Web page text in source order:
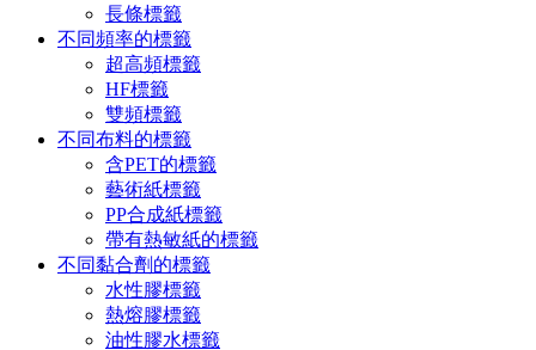
長條標籤
不同頻率的標籤
超高頻標籤
HF標籤
雙頻標籤
不同布料的標籤
含PET的標籤
藝術紙標籤
PP合成紙標籤
帶有熱敏紙的標籤
不同黏合劑的標籤
水性膠標籤
熱熔膠標籤
油性膠水標籤